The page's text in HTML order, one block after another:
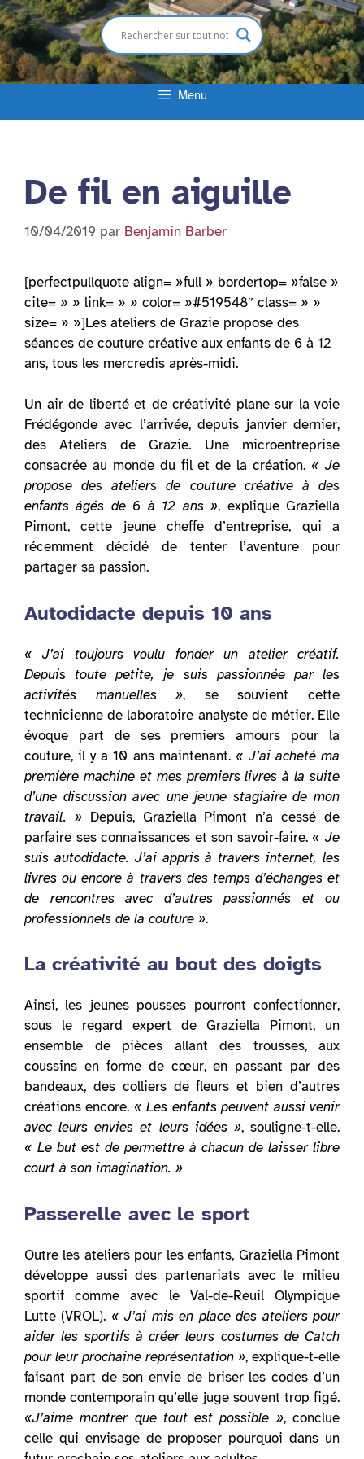
Menu
De fil en aiguille
10/04/2019 par Benjamin Barber
[perfectpullquote align= »full » bordertop= »false »
cite= » » link= » » color= »#519548″ class= » »
size= » »]Les ateliers de Grazie propose des
séances de couture créative aux enfants de 6 à 12
ans, tous les mercredis après-midi.
Un air de liberté et de créativité plane sur la voie
Frédégonde avec l’arrivée, depuis janvier dernier,
des Ateliers de Grazie. Une microentreprise
consacrée au monde du fil et de la création. « Je
propose des ateliers de couture créative à des
enfants âgés de 6 à 12 ans », explique Graziella
Pimont, cette jeune cheffe d’entreprise, qui a
récemment décidé de tenter l’aventure pour
partager sa passion.
Autodidacte depuis 10 ans
« J’ai toujours voulu fonder un atelier créatif.
Depuis toute petite, je suis passionnée par les
activités manuelles », se souvient cette
technicienne de laboratoire analyste de métier. Elle
évoque part de ses premiers amours pour la
couture, il y a 10 ans maintenant. « J’ai acheté ma
première machine et mes premiers livres à la suite
d’une discussion avec une jeune stagiaire de mon
travail. »Depuis, Graziella Pimont n’a cessé de
parfaire ses connaissances et son savoir-faire. « Je
suis autodidacte. J’ai appris à travers internet, les
livres ou encore à travers des temps d’échanges et
de rencontres avec d’autres passionnés et ou
professionnels de la couture ».
La créativité au bout des doigts
Ainsi, les jeunes pousses pourront confectionner,
sous le regard expert de Graziella Pimont, un
ensemble de pièces allant des trousses, aux
coussins en forme de cœur, en passant par des
bandeaux, des colliers de fleurs et bien d’autres
créations encore. « Les enfants peuvent aussi venir
avec leurs envies et leurs idées », souligne-t-elle.
« Le but est de permettre à chacun de laisser libre
court à son imagination. »
Passerelle avec le sport
Outre les ateliers pour les enfants, Graziella Pimont
développe aussi des partenariats avec le milieu
sportif comme avec le Val-de-Reuil Olympique
Lutte (VROL). « J’ai mis en place des ateliers pour
aider les sportifs à créer leurs costumes de Catch
pour leur prochaine représentation », explique-t-elle
faisant part de son envie de briser les codes d’un
monde contemporain qu’elle juge souvent trop figé.
«J’aime montrer que tout est possible », conclue
celle qui envisage de proposer pourquoi dans un